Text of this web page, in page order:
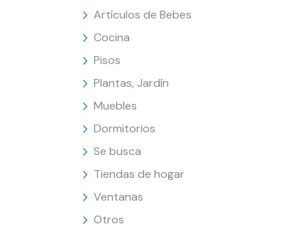
Artículos de Bebes
Cocina
Pisos
Plantas, Jardín
Muebles
Dormitorios
Se busca
Tiendas de hogar
Ventanas
Otros